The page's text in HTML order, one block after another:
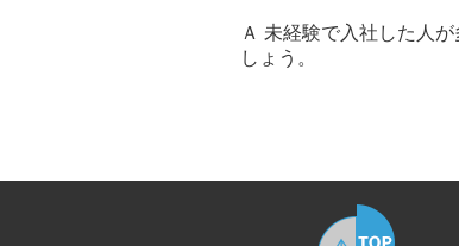
Ａ 未経験で入社した人
しょう。